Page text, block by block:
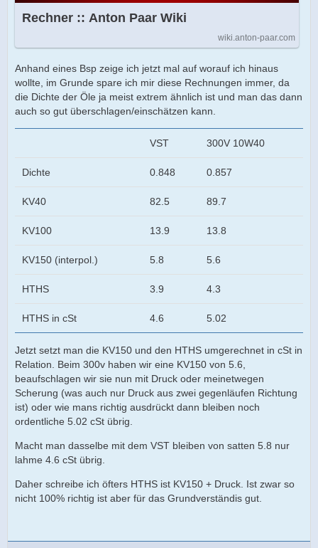
Rechner :: Anton Paar Wiki
wiki.anton-paar.com
Anhand eines Bsp zeige ich jetzt mal auf worauf ich hinaus
wollte, im Grunde spare ich mir diese Rechnungen immer, da
die Dichte der Öle ja meist extrem ähnlich ist und man das dann
auch so gut überschlagen/einschätzen kann.
VST 300V 10W40
Dichte 0.848 0.857
KV40 82.5 89.7
KV100 13.9 13.8
KV150 (interpol.) 5.8 5.6
HTHS 3.9 4.3
HTHS in cSt 4.6 5.02
Jetzt setzt man die KV150 und den HTHS umgerechnet in cSt in
Relation. Beim 300v haben wir eine KV150 von 5.6,
beaufschlagen wir sie nun mit Druck oder meinetwegen
Scherung (was auch nur Druck aus zwei gegenläufen Richtung
ist) oder wie mans richtig ausdrückt dann bleiben noch
ordentliche 5.02 cSt übrig.
Macht man dasselbe mit dem VST bleiben von satten 5.8 nur
lahme 4.6 cSt übrig.
Daher schreibe ich öfters HTHS ist KV150 + Druck. Ist zwar so
nicht 100% richtig ist aber für das Grundverständis gut.